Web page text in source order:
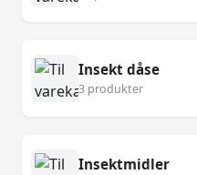
Insekt dåse
3 produkter
Insektmidler